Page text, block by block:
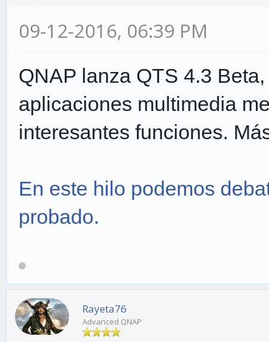
09-12-2016, 06:39 PM
QNAP lanza QTS 4.3
aplicaciones multimedia
interesantes funciones.
En este hilo podemos
probado.
Rayeta76
Advanced QNAP